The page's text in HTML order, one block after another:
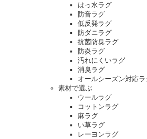
はっ水ラグ
防音ラグ
低反発ラグ
防ダニラグ
抗菌防臭ラグ
防炎ラグ
汚れにくいラグ
消臭ラグ
オールシーズン対応ラ
素材で選ぶ
ウールラグ
コットンラグ
麻ラグ
い草ラグ
レーヨンラグ